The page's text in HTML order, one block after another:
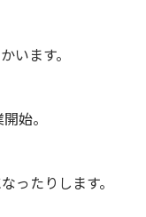
います。
始。
ったりします。